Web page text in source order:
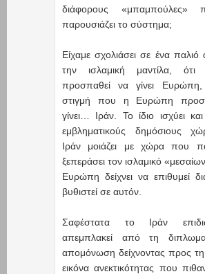
διάφορους «μπαμπούλες»
παρουσιάζει το σύστημα;
Είχαμε σχολιάσει σε ένα παλιό
την ισλαμική μαντίλα,
προσπαθεί να γίνει Ευρώπη,
στιγμή που η Ευρώπη
γίνει… Ιράν. Το ίδιο ισχύει
εμβληματικούς δημόσιους
Ιράν μοιάζει με χώρα που
ξεπεράσει τον ισλαμικό
Ευρώπη δείχνει να επιθυμεί
βυθιστεί σε αυτόν.
Σαφέστατα το Ιράν
απεμπλακεί από τη
απομόνωση δείχνοντας προς
εικόνα ανεκτικότητας που